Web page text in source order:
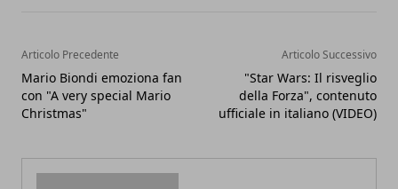
Articolo Precedente
Mario Biondi emoziona fan
con "A very special Mario
Christmas"
Articolo Successivo
"Star Wars: Il risveglio
della Forza", contenuto
ufficiale in italiano (VIDEO)